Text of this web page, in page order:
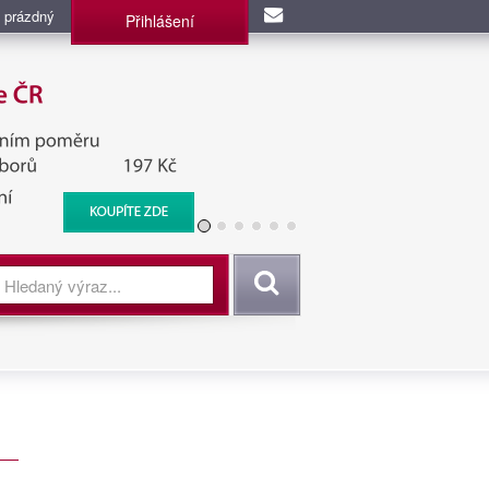
Přihlášení
BIS, Zpravodajské
Vyhledat